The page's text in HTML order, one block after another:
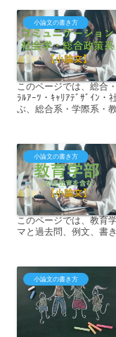
小論文の書き方
このページでは、総合
ﾗﾙｱｰﾂ・ｷｬﾘｱﾃﾞｻﾞｲﾝ・
ぶ、総合系・学際系・
小論文の書き方
このページでは、教育
マと過去問、例文、書
小論文の書き方